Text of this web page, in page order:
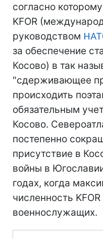
согласно
KFOR
руководством
за обеспечение
Косово) в так
"сдерживающее
происходить
обязательным
Косово.
постепенно
присутствие в
войны в
годах, когда
численность
военнослужащих.